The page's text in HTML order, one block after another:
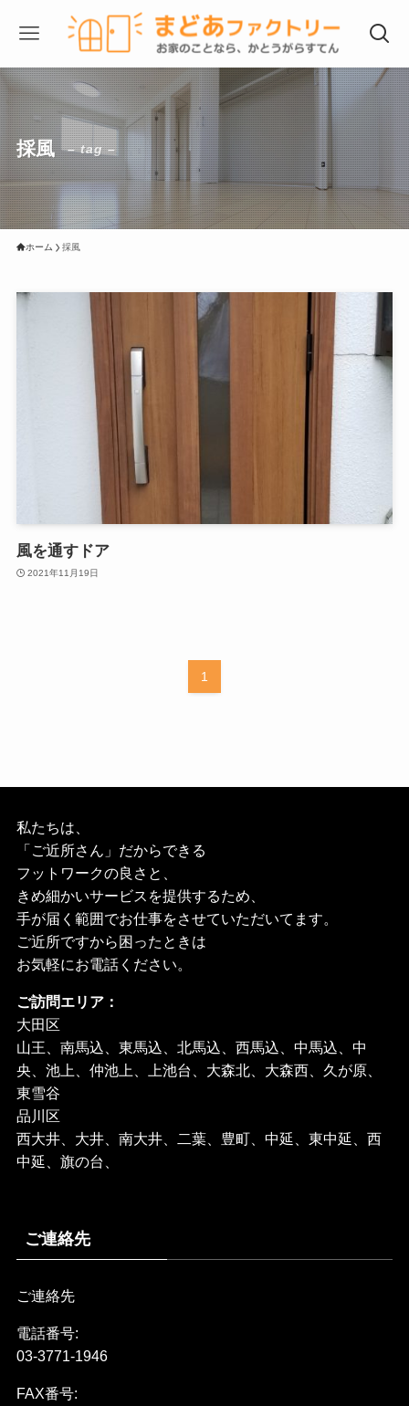
採風 – tag –
ホーム 採風
風を通すドア
2021年11月19日
1
私たちは、
「ご近所さん」だからできる
フットワークの良さと、
きめ細かいサービスを提供するため、
手が届く範囲でお仕事をさせていただいてます。
ご近所ですから困ったときは
お気軽にお電話ください。
ご訪問エリア：
大田区
山王、南馬込、東馬込、北馬込、西馬込、中馬込、中
央、池上、仲池上、上池台、大森北、大森西、久が原、
東雪谷
品川区
西大井、大井、南大井、二葉、豊町、中延、東中延、西
中延、旗の台、
ご連絡先
ご連絡先
電話番号:
03-3771-1946
FAX番号: